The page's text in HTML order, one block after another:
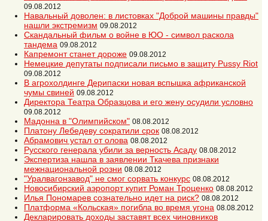
09.08.2012
Навальный доволен: в листовках "Доброй машины правды"
нашли экстремизм 09.08.2012
Cкандальный фильм о войне в ЮО - символ раскола
тандема 09.08.2012
Капремонт станет дороже 09.08.2012
Немецкие депутаты подписали письмо в защиту Pussy Riot
09.08.2012
В агрохолдинге Дерипаски новая вспышка африканской
чумы свиней 09.08.2012
Директора Театра Образцова и его жену осудили условно
09.08.2012
Мадонна в "Олимпийском" 08.08.2012
Платону Лебедеву сократили срок 08.08.2012
Абрамович устал от олова 08.08.2012
Русского генерала убили за верность Асаду 08.08.2012
Экспертиза нашла в заявлении Ткачева признаки
межнациональной розни 08.08.2012
"Уралвагонзавод" не смог сорвать конкурс 08.08.2012
Новосибирский аэропорт купит Роман Троценко 08.08.2012
Илья Пономарев сознательно идет на риск? 08.08.2012
Платформа «Кольская» погибла во время угона 08.08.2012
Декларировать доходы заставят всех чиновников